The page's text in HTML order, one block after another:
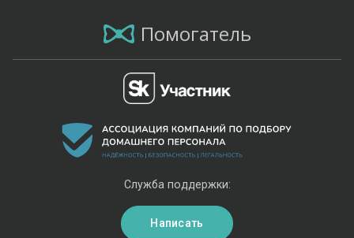
Помогатель
Служба поддержки:
Написать